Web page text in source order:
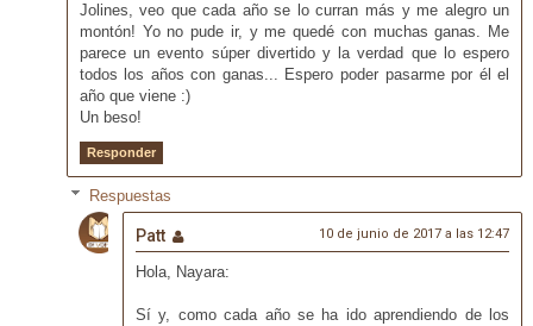
Jolines, veo que cada año se lo curran más y me alegro un
montón! Yo no pude ir, y me quedé con muchas ganas. Me
parece un evento súper divertido y la verdad que lo espero
todos los años con ganas... Espero poder pasarme por él el
año que viene :)
Un beso!
Responder
Respuestas
Patt 10 de junio de 2017 a las 12:47
Hola, Nayara:
Sí y, como cada año se ha ido aprendiendo de los